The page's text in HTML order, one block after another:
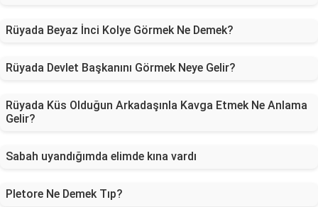
Rüyada Beyaz İnci Kolye Görmek Ne Demek?
Rüyada Devlet Başkanını Görmek Neye Gelir?
Rüyada Küs Olduğun Arkadaşınla Kavga Etmek Ne Anlama
Gelir?
Sabah uyandığımda elimde kına vardı
Pletore Ne Demek Tıp?